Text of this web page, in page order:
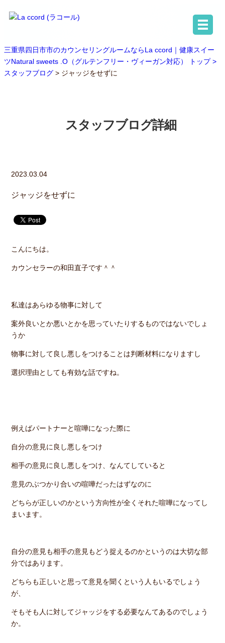
三重県四日市市のカウンセリングルームならLa ccord｜健康スイー
ツNatural sweets .O（グルテンフリー・ヴィーガン対応） トップ >
スタッフブログ > ジャッジをせずに
スタッフブログ詳細
2023.03.04
ジャッジをせずに
こんにちは。
カウンセラーの和田直子です＾＾
私達はあらゆる物事に対して
案外良いとか悪いとかを思っていたりするものではないでしょ
うか
物事に対して良し悪しをつけることは判断材料になりますし
選択理由としても有効な話ですね。
例えばパートナーと喧嘩になった際に
自分の意見に良し悪しをつけ
相手の意見に良し悪しをつけ、なんてしていると
意見のぶつかり合いの喧嘩だったはずなのに
どちらが正しいのかという方向性が全くそれた喧嘩になってし
まいます。
自分の意見も相手の意見もどう捉えるのかというのは大切な部
分ではあります。
どちらも正しいと思って意見を聞くという人もいるでしょう
が、
そもそも人に対してジャッジをする必要なんてあるのでしょう
か。